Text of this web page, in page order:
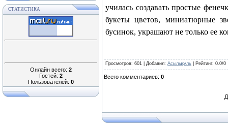
СТАТИСТИКА
Онлайн всего: 2
Гостей: 2
Пользователей: 0
училась создавать простые
букеты цветов, миниатюрные
бусинок, украшают не только ее
Просмотров: 601 | Добавил: Асылыкуль Рейтинг: 0.0/0
Всего комментариев: 0